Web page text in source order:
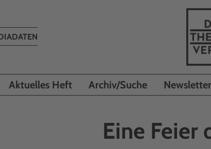
Aktuelles Heft Archiv/Suche Newsletter
Eine Feier